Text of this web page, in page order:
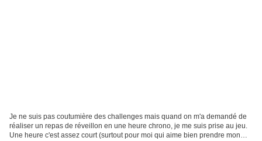
Je ne suis pas coutumière des challenges mais quand on m'a demandé de
réaliser un repas de réveillon en une heure chrono, je me suis prise au jeu.
Une heure c'est assez court (surtout pour moi qui aime bien prendre mon